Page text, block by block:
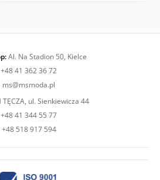
Al. Na Stadion 50, Kielce
+48 41 362 36 72
ms@msmoda.pl
ul. Sienkiewicza 44
+48 41 344 55 77
+48 518 917 594